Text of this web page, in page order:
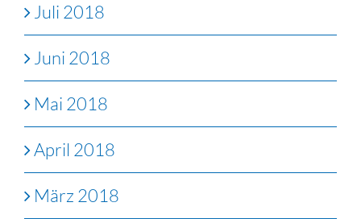
Juli 2018
Juni 2018
Mai 2018
April 2018
März 2018